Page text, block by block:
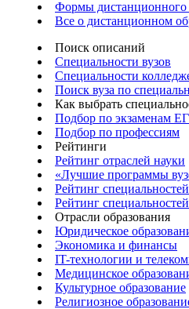
Формы дистанционного
Все о дистанционном
Поиск описаний
Специальности вузов
Специальности
Поиск вуза по
Как выбрать
Подбор по экзаменам
Подбор по профессиям
Рейтинги
Рейтинг отраслей науки
«Лучшие программы
Рейтинг
Рейтинг
Отрасли образования
Юридическое
Экономика и финансы
IT-технологии и
Медицинское
Культурное образование
Религиозное